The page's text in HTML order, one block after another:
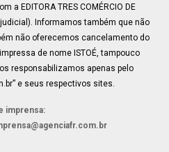
a EDITORA TRES COMÉRCIO DE
judicial). Informamos também que não
não oferecemos cancelamento do
de nome ISTOÉ, tampouco
responsabilizamos apenas pelo
e seus respectivos sites.
imprensa: